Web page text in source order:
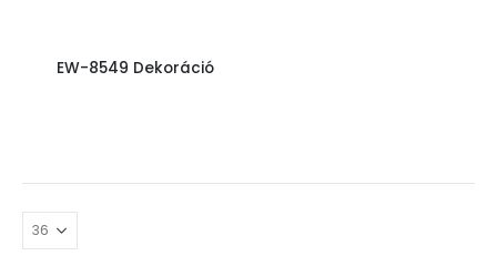
EW-8549 Dekoráció